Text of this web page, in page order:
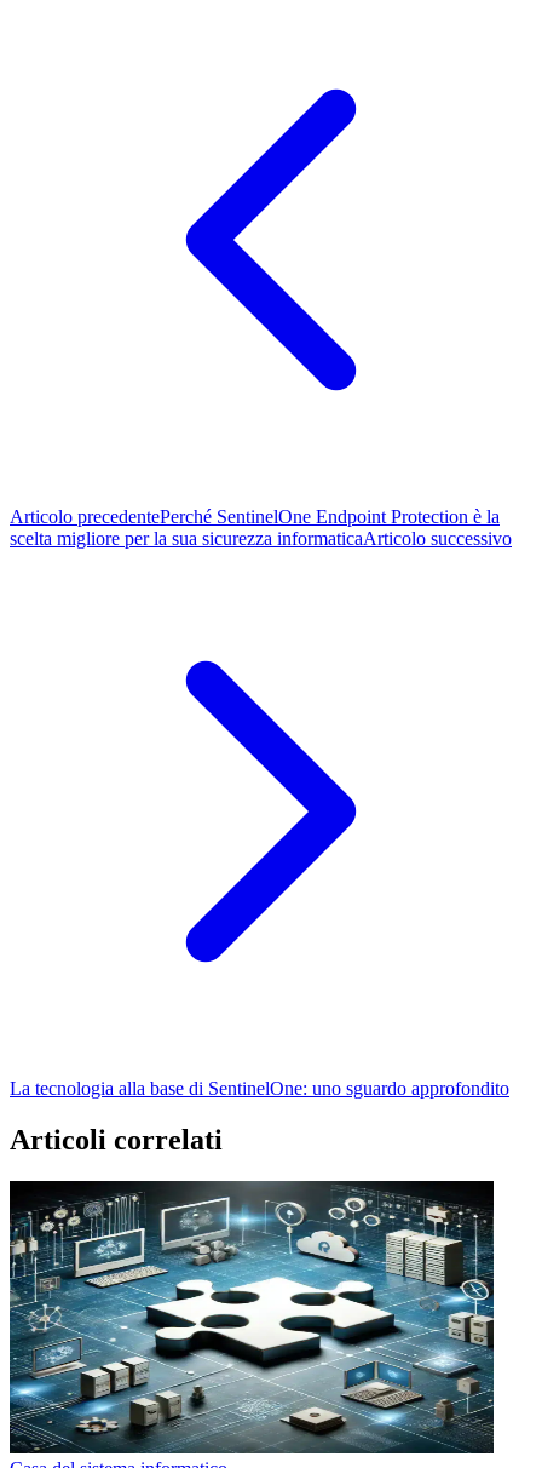
Articolo precedentePerché SentinelOne Endpoint Protection è la
scelta migliore per la sua sicurezza informaticaArticolo successivo
La tecnologia alla base di SentinelOne: uno sguardo approfondito
Articoli correlati